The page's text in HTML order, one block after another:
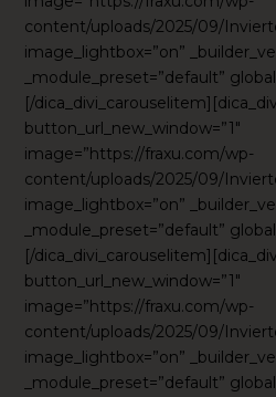
content/uploads/2025/09/
image_lightbox=”on”
_module_preset=”default”
[/
button_url_new_window=”1″
image=”https://fraxu.com/wp-
content/uploads/2025/09/
image_lightbox=”on”
_module_preset=”default”
[/
button_url_new_window=”1″
image=”https://fraxu.com/wp-
content/uploads/2025/09/
image_lightbox=”on”
_module_preset=”default”